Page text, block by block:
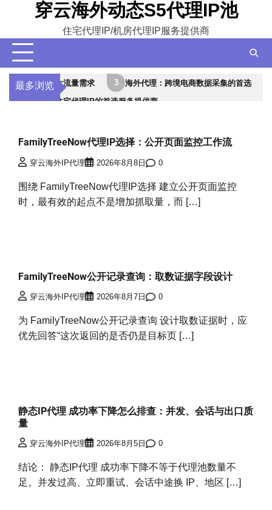
content
穿云海外动态S5代理IP池
住宅代理IP/机房代理IP服务提供商
最多浏览
：满足大流量需求 3 海外代理：跨境电商数据采集的首选 4
外动态住宅代理IP的首选服务提供商
FamilyTreeNow代理IP选择：公开页面监控工作流
穿云海外IP代理 2026年8月8日 0
围绕 FamilyTreeNow代理IP选择 建立公开页面监控
时，最有效的起点不是增加抓取量，而 […]
FamilyTreeNow公开记录查询：取数证据字段设计
穿云海外IP代理 2026年8月7日 0
为 FamilyTreeNow公开记录查询 设计取数证据时，应
优先回答“这次返回的是否仍是目标页 […]
静态IP代理 成功率下降怎么排查：并发、会话与出口质
量
穿云海外IP代理 2026年8月5日 0
结论： 静态IP代理 成功率下降不等于代理池数量不
足。并发过高、立即重试、会话中途换 IP、地区 […]